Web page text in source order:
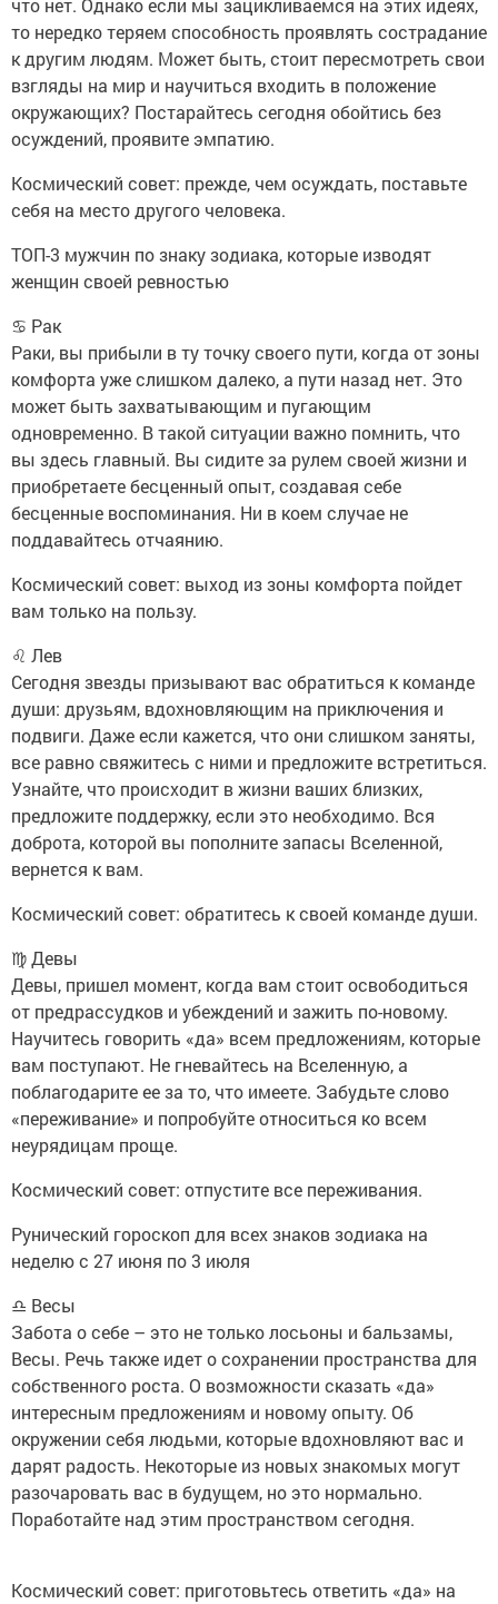
что нет. Однако если мы зацикливаемся на этих идеях,
то нередко теряем способность проявлять сострадание
к другим людям. Может быть, стоит пересмотреть свои
взгляды на мир и научиться входить в положение
окружающих? Постарайтесь сегодня обойтись без
осуждений, проявите эмпатию.
Космический совет: прежде, чем осуждать, поставьте
себя на место другого человека.
ТОП-3 мужчин по знаку зодиака, которые изводят
женщин своей ревностью
♋ Рак
Раки, вы прибыли в ту точку своего пути, когда от зоны
комфорта уже слишком далеко, а пути назад нет. Это
может быть захватывающим и пугающим
одновременно. В такой ситуации важно помнить, что
вы здесь главный. Вы сидите за рулем своей жизни и
приобретаете бесценный опыт, создавая себе
бесценные воспоминания. Ни в коем случае не
поддавайтесь отчаянию.
Космический совет: выход из зоны комфорта пойдет
вам только на пользу.
♌ Лев
Сегодня звезды призывают вас обратиться к команде
души: друзьям, вдохновляющим на приключения и
подвиги. Даже если кажется, что они слишком заняты,
все равно свяжитесь с ними и предложите встретиться.
Узнайте, что происходит в жизни ваших близких,
предложите поддержку, если это необходимо. Вся
доброта, которой вы пополните запасы Вселенной,
вернется к вам.
Космический совет: обратитесь к своей команде души.
♍ Девы
Девы, пришел момент, когда вам стоит освободиться
от предрассудков и убеждений и зажить по-новому.
Научитесь говорить «да» всем предложениям, которые
вам поступают. Не гневайтесь на Вселенную, а
поблагодарите ее за то, что имеете. Забудьте слово
«переживание» и попробуйте относиться ко всем
неурядицам проще.
Космический совет: отпустите все переживания.
Рунический гороскоп для всех знаков зодиака на
неделю с 27 июня по 3 июля
♎ Весы
Забота о себе – это не только лосьоны и бальзамы,
Весы. Речь также идет о сохранении пространства для
собственного роста. О возможности сказать «да»
интересным предложениям и новому опыту. Об
окружении себя людьми, которые вдохновляют вас и
дарят радость. Некоторые из новых знакомых могут
разочаровать вас в будущем, но это нормально.
Поработайте над этим пространством сегодня.
Космический совет: приготовьтесь ответить «да» на